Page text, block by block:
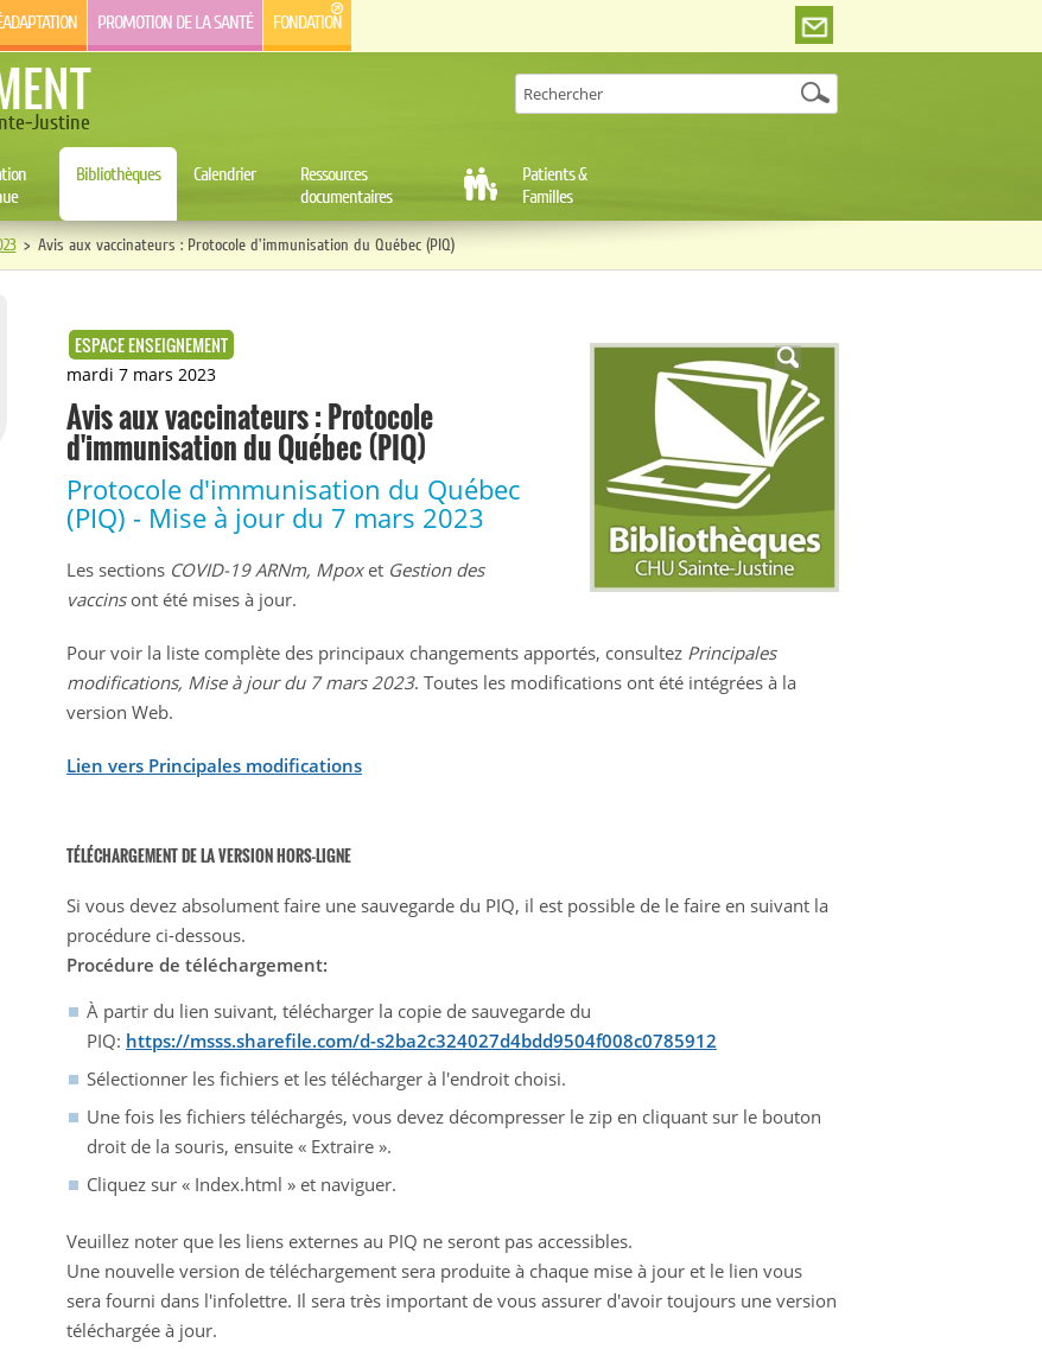
PROMOTION DE LA SANTÉ FONDATION
Justine
Bibliothèques Calendrier
Ressources
documentaires
Patients &
Familles
> Avis aux vaccinateurs : Protocole d'immunisation du Québec (PIQ)
ESPACE ENSEIGNEMENT
mardi 7 mars 2023
Avis aux vaccinateurs : Protocole
d'immunisation du Québec (PIQ)
Protocole d'immunisation du Québec
(PIQ) - Mise à jour du 7 mars 2023
Les sections COVID-19 ARNm, Mpox et Gestion des
vaccins ont été mises à jour.
Pour voir la liste complète des principaux changements apportés, consultez Principales
modifications, Mise à jour du 7 mars 2023. Toutes les modifications ont été intégrées à la
version Web.
Lien vers Principales modifications
TÉLÉCHARGEMENT DE LA VERSION HORS-LIGNE
Si vous devez absolument faire une sauvegarde du PIQ, il est possible de le faire en suivant la
procédure ci-dessous.
Procédure de téléchargement:
À partir du lien suivant, télécharger la copie de sauvegarde du
PIQ: https://msss.sharefile.com/d-s2ba2c324027d4bdd9504f008c0785912
Sélectionner les fichiers et les télécharger à l'endroit choisi.
Une fois les fichiers téléchargés, vous devez décompresser le zip en cliquant sur le bouton
droit de la souris, ensuite « Extraire ».
Cliquez sur « Index.html » et naviguer.
Veuillez noter que les liens externes au PIQ ne seront pas accessibles.
Une nouvelle version de téléchargement sera produite à chaque mise à jour et le lien vous
sera fourni dans l'infolettre. Il sera très important de vous assurer d'avoir toujours une version
téléchargée à jour.